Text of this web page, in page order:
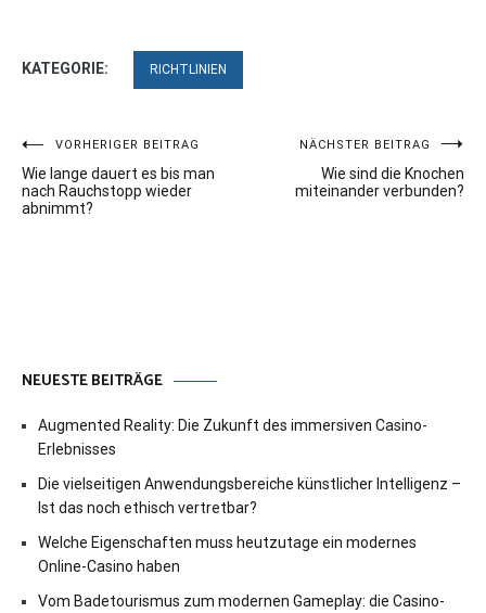
KATEGORIE: RICHTLINIEN
Beitragsnavigation
VORHERIGER BEITRAG
Wie lange dauert es bis man
nach Rauchstopp wieder
abnimmt?
NÄCHSTER BEITRAG
Wie sind die Knochen
miteinander verbunden?
NEUESTE BEITRÄGE
Augmented Reality: Die Zukunft des immersiven Casino-
Erlebnisses
Die vielseitigen Anwendungsbereiche künstlicher Intelligenz –
Ist das noch ethisch vertretbar?
Welche Eigenschaften muss heutzutage ein modernes
Online-Casino haben
Vom Badetourismus zum modernen Gameplay: die Casino-